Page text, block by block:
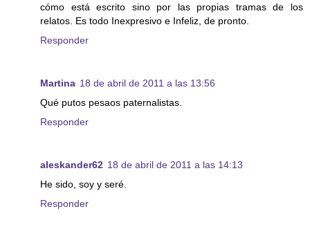
cómo está escrito sino por las propias tramas de los
relatos. Es todo Inexpresivo e Infeliz, de pronto.
Responder
Martina 18 de abril de 2011 a las 13:56
Qué putos pesaos paternalistas.
Responder
aleskander62 18 de abril de 2011 a las 14:13
He sido, soy y seré.
Responder